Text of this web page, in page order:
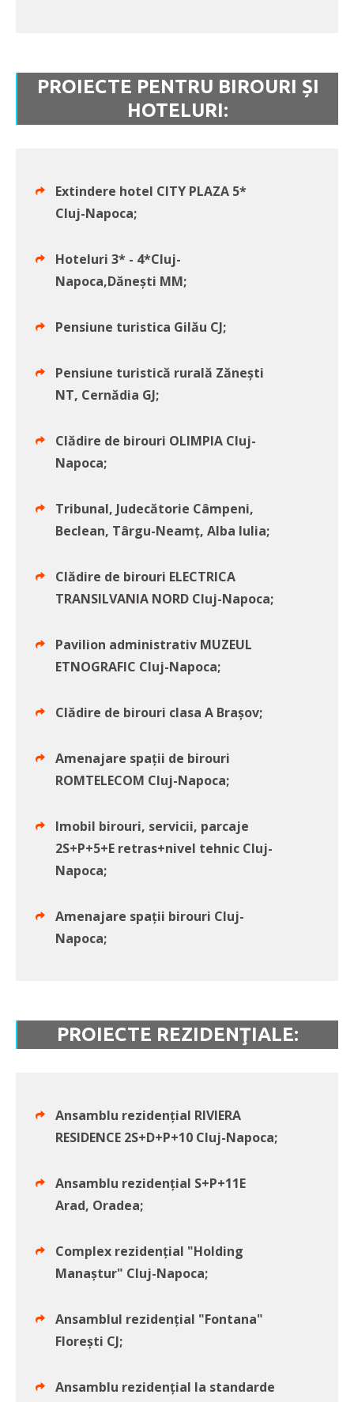
PROIECTE PENTRU BIROURI ȘI
HOTELURI:
Extindere hotel CITY PLAZA 5*
Cluj-Napoca;
Hoteluri 3* - 4*Cluj-
Napoca,Dăneşti MM;
Pensiune turistica Gilău CJ;
Pensiune turistică rurală Zăneşti
NT, Cernădia GJ;
Clădire de birouri OLIMPIA Cluj-
Napoca;
Tribunal, Judecătorie Câmpeni,
Beclean, Târgu-Neamţ, Alba Iulia;
Clădire de birouri ELECTRICA
TRANSILVANIA NORD Cluj-Napoca;
Pavilion administrativ MUZEUL
ETNOGRAFIC Cluj-Napoca;
Clădire de birouri clasa A Braşov;
Amenajare spații de birouri
ROMTELECOM Cluj-Napoca;
Imobil birouri, servicii, parcaje
2S+P+5+E retras+nivel tehnic Cluj-
Napoca;
Amenajare spații birouri Cluj-
Napoca;
PROIECTE REZIDENŢIALE:
Ansamblu rezidențial RIVIERA
RESIDENCE 2S+D+P+10 Cluj-Napoca;
Ansamblu rezidențial S+P+11E
Arad, Oradea;
Complex rezidențial "Holding
Manaştur" Cluj-Napoca;
Ansamblul rezidențial "Fontana"
Floreşti CJ;
Ansamblu rezidențial la standarde